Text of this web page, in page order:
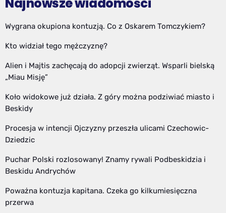
Wygrana okupiona kontuzją. Co z Oskarem Tomczykiem?
Kto widział tego mężczyznę?
Alien i Majtis zachęcają do adopcji zwierząt. Wsparli bielską
„Miau Misję”
Koło widokowe już działa. Z góry można podziwiać miasto i
Beskidy
Procesja w intencji Ojczyzny przeszła ulicami Czechowic-
Dziedzic
Puchar Polski rozlosowany! Znamy rywali Podbeskidzia i
Beskidu Andrychów
Poważna kontuzja kapitana. Czeka go kilkumiesięczna
przerwa